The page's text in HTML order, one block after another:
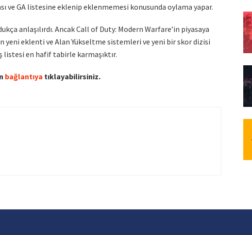
ve GA listesine eklenip eklenmemesi konusunda oylama yapar.
anlaşılırdı. Ancak Call of Duty: Modern Warfare’in piyasaya
yeni eklenti ve Alan Yükseltme sistemleri ve yeni bir skor dizisi
listesi en hafif tabirle karmaşıktır.
bağlantıya tıklayabilirsiniz.